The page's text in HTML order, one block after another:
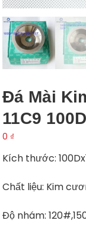
Đá Mài
11C9
0 ₫
Kích thước:
Chất liệu: Kim
Độ nhám: